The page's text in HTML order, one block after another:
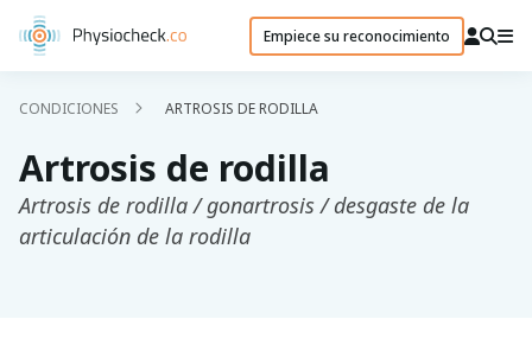
Empiece su reconocimiento
CONDICIONES ARTROSIS DE RODILLA
Artrosis de rodilla
Artrosis de rodilla / gonartrosis / desgaste de la
articulación de la rodilla